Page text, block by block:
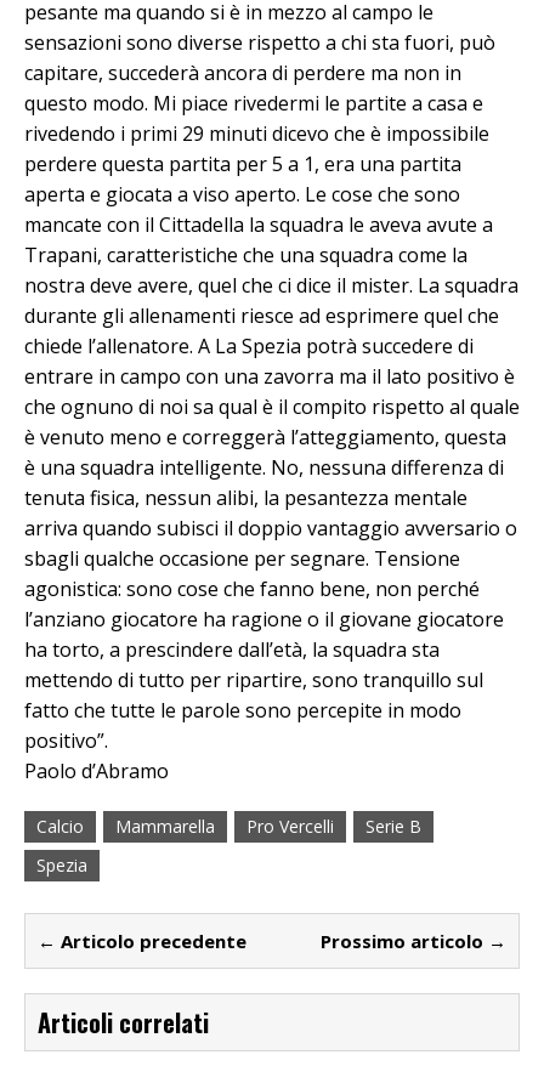
pesante ma quando si è in mezzo al campo le
sensazioni sono diverse rispetto a chi sta fuori, può
capitare, succederà ancora di perdere ma non in
questo modo. Mi piace rivedermi le partite a casa e
rivedendo i primi 29 minuti dicevo che è impossibile
perdere questa partita per 5 a 1, era una partita
aperta e giocata a viso aperto. Le cose che sono
mancate con il Cittadella la squadra le aveva avute a
Trapani, caratteristiche che una squadra come la
nostra deve avere, quel che ci dice il mister. La squadra
durante gli allenamenti riesce ad esprimere quel che
chiede l’allenatore. A La Spezia potrà succedere di
entrare in campo con una zavorra ma il lato positivo è
che ognuno di noi sa qual è il compito rispetto al quale
è venuto meno e correggerà l’atteggiamento, questa
è una squadra intelligente. No, nessuna differenza di
tenuta fisica, nessun alibi, la pesantezza mentale
arriva quando subisci il doppio vantaggio avversario o
sbagli qualche occasione per segnare. Tensione
agonistica: sono cose che fanno bene, non perché
l’anziano giocatore ha ragione o il giovane giocatore
ha torto, a prescindere dall’età, la squadra sta
mettendo di tutto per ripartire, sono tranquillo sul
fatto che tutte le parole sono percepite in modo
positivo”.
Paolo d’Abramo
Calcio Mammarella Pro Vercelli
Serie B
Spezia
← Articolo precedente Prossimo articolo →
Articoli correlati